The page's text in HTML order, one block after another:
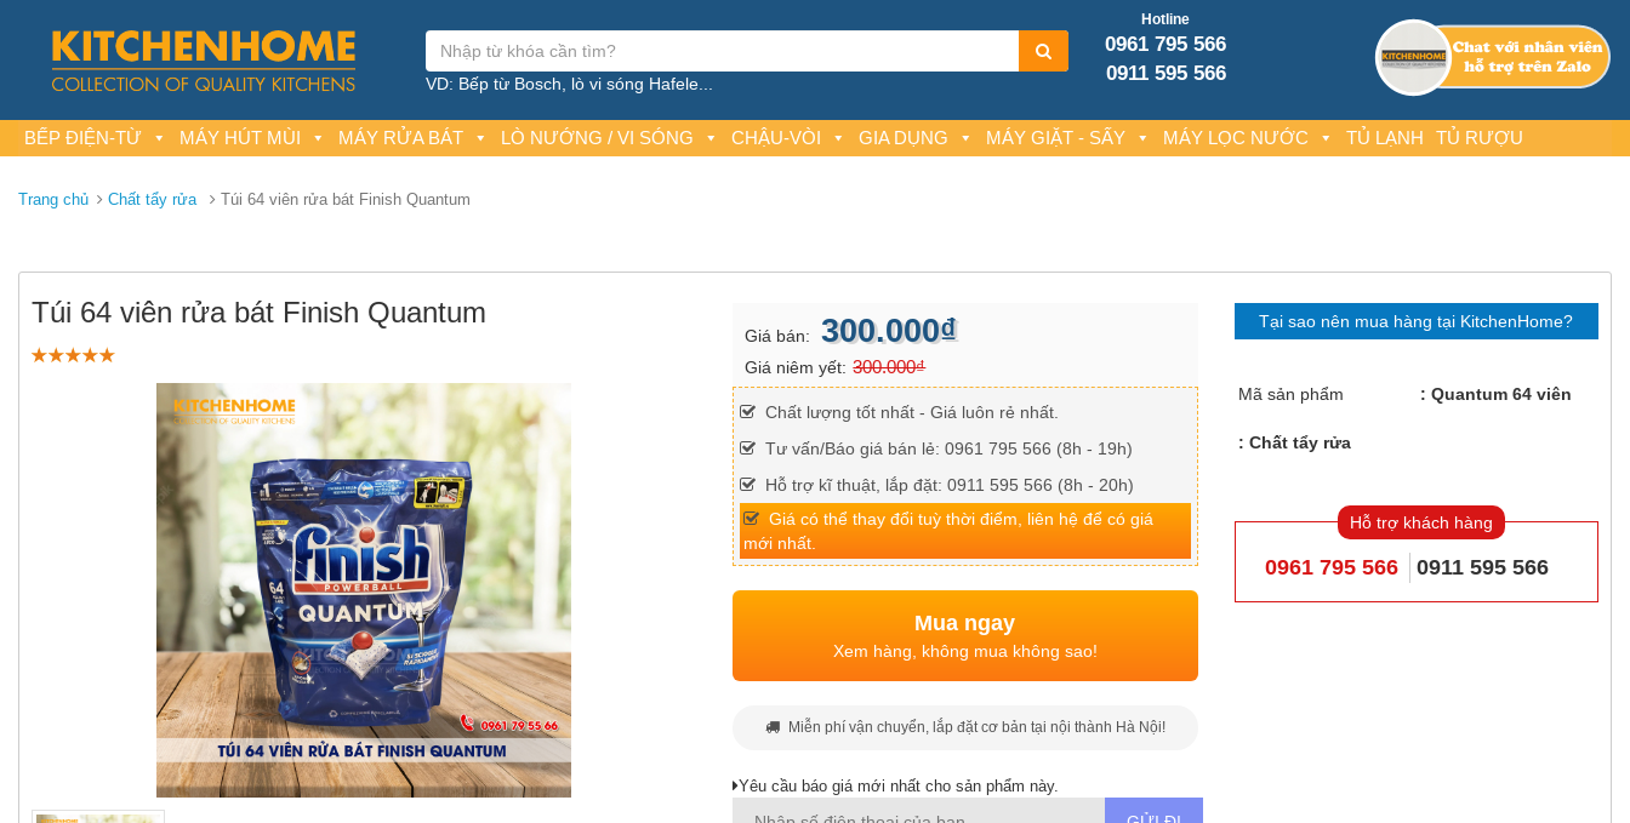
Hotline
0961 795 566
0911 595 566
VD: Bếp từ Bosch, lò vi sóng Hafele...
BẾP ĐIỆN-TỪ MÁY HÚT MÙI MÁY RỬA BÁT LÒ NƯỚNG / VI SÓNG CHẬU-VÒI GIA DỤNG MÁY GIẶT - SẤY MÁY LỌC NƯỚC TỦ LẠNH TỦ RƯỢU
Trang chủ Chất tẩy rửa Túi 64 viên rửa bát Finish Quantum
Túi 64 viên rửa bát Finish Quantum
Giá bán: 300.000₫
Giá niêm yết: 300.000₫
Chất lượng tốt nhất - Giá luôn rẻ nhất.
Tư vấn/Báo giá bán lẻ: 0961 795 566 (8h - 19h)
Hỗ trợ kĩ thuật, lắp đặt: 0911 595 566 (8h - 20h)
Giá có thể thay đổi tuỳ thời điểm, liên hệ để có giá
mới nhất.
Mua ngay
Xem hàng, không mua không sao!
Miễn phí vận chuyển, lắp đặt cơ bản tại nội thành Hà Nội!
Yêu cầu báo giá mới nhất cho sản phẩm này.
Tại sao nên mua hàng tại KitchenHome?
Mã sản phẩm Quantum 64 viên
Chất tẩy rửa
Hỗ trợ khách hàng
0961 795 566 0911 595 566